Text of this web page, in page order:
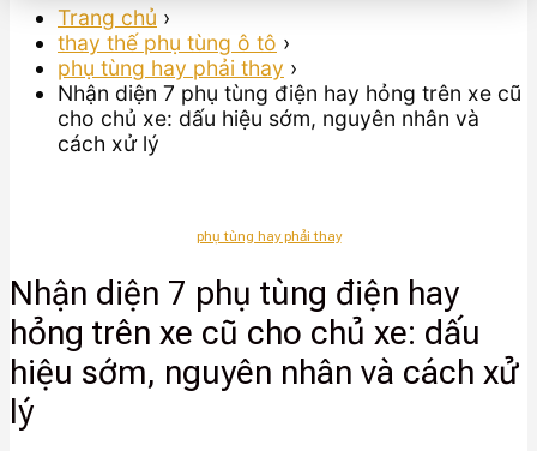
Trang chủ ›
thay thế phụ tùng ô tô ›
phụ tùng hay phải thay ›
Nhận diện 7 phụ tùng điện hay hỏng trên xe cũ
cho chủ xe: dấu hiệu sớm, nguyên nhân và
cách xử lý
phụ tùng hay phải thay
Nhận diện 7 phụ tùng điện hay
hỏng trên xe cũ cho chủ xe: dấu
hiệu sớm, nguyên nhân và cách xử
lý